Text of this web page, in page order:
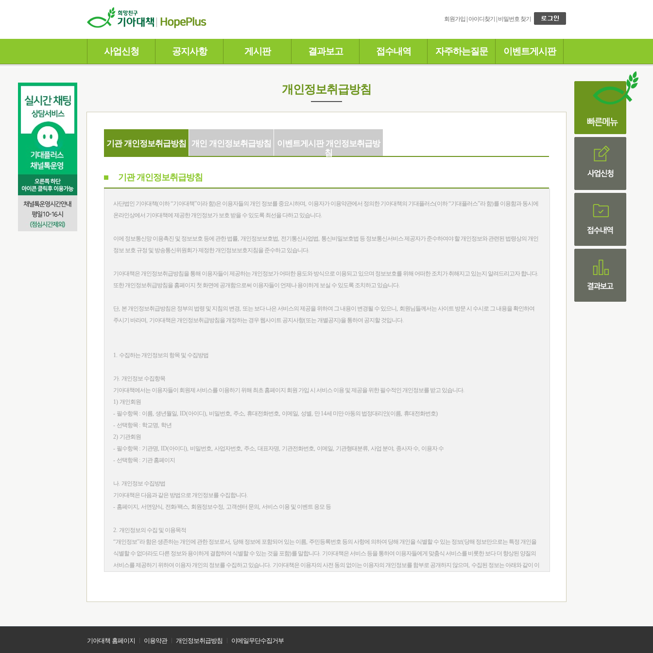
회원가입 아이디찾기 비밀번호 찾기
사업신청 공지사항 게시판 결과보고 접수내역 자주하는질문 이벤트게시판
개인정보취급방침
기관 개인정보취급방침 개인 개인정보취급방침
이벤트게시판 개인정보취급방
침
기관 개인정보취급방침
사단법인 기아대책(이하“기아대책”이라 함)은 이용자들의 개인 정보를 중요시하며 , 이용자가 이용약관에서 정의한 기아대책의 기대플러스(이하“기대플러스”라 함)를 이용함과 동시에
온라인상에서 기아대책에 제공한 개인정보가 보호 받을 수 있도록 최선을 다하고 있습니다.
이에 정보통신망 이용촉진 및 정보보호 등에 관한 법률, 개인정보보호법, 전기통신사업법, 통신비밀보호법 등 정보통신서비스 제공자가 준수하여야 할 개인정보와 관련된 법령상의 개인
정보 보호 규정 및 방송통신위원회가 제정한 개인정보보호지침을 준수하고 있습니다.
기아대책은 개인정보취급방침을 통해 이용자들이 제공하는 개인정보가 어떠한 용도와 방식으로 이용되고 있으며 정보보호를 위해 어떠한 조치가 취해지고 있는지 알려드리고자 합니다.
또한 개인정보취급방침을 홈페이지 첫 화면에 공개함으로써 이용자들이 언제나 용이하게 보실 수 있도록 조치하고 있습니다.
단, 본 개인정보취급방침은 정부의 법령 및 지침의 변경, 또는 보다 나은 서비스의 제공을 위하여 그 내용이 변경될 수 있으니 , 회원님들께서는 사이트 방문 시 수시로 그 내용을 확인하여
주시기 바라며 , 기아대책은 개인정보취급방침을 개정하는 경우 웹사이트 공지사항(또는 개별공지)을 통하여 공지할 것입니다.
1. 수집하는 개인정보의 항목 및 수집방법
가. 개인정보 수집항목
기아대책에서는 이용자들이 회원제 서비스를 이용하기 위해 최초 홈페이지 회원 가입 시 서비스 이용 및 제공을 위한 필수적인 개인정보를 받고 있습니다.
1) 개인회원
- 필수항목 : 이름,생년월일 , ID(아이디), 비밀번호, 주소, 휴대전화번호, 이메일 , 성별, 만14세 미만 아동의 법정대리인(이름, 휴대전화번호)
- 선택항목 : 학교명, 학년
2) 기관회원
- 필수항목 : 기관명, ID(아이디), 비밀번호, 사업자번호, 주소,대표자명, 기관전화번호, 이메일 , 기관형태분류, 사업 분야, 종사자 수, 이용자 수
- 선택항목 : 기관 홈페이지
나. 개인정보 수집방법
기아대책은 다음과 같은 방법으로 개인정보를 수집합니다.
- 홈페이지 , 서면양식, 전화/팩스, 회원정보수정, 고객센터 문의 , 서비스 이용 및 이벤트 응모 등
2. 개인정보의 수집 및 이용목적
“개인정보”라 함은 생존하는 개인에 관한 정보로서 , 당해 정보에 포함되어 있는 이름, 주민등록번호 등의 사항에 의하여 당해 개인을 식별할 수 있는 정보(당해 정보만으로는 특정 개인을
식별할 수 없더라도 다른 정보와 용이하게 결합하여 식별할 수 있는 것을 포함)를 말합니다. 기아대책은 서비스 등을 통하여 이용자들에게 맞춤식 서비스를 비롯한 보다 더 향상된 양질의
서비스를 제공하기 위하여 이용자 개인의 정보를 수집하고 있습니다. 기아대책은 이용자의 사전 동의 없이는 이용자의 개인정보를 함부로 공개하지 않으며 , 수집된 정보는 아래와 같이 이
회원제 서비스 이용에 따른 본인확인,회원공지 및 콘텐츠 제공,회원정보 관리,본인확인식별,가입 및 탈퇴 의사 확인,불량회원 부정 이용 방지,불만처리 등 민원처리,고지사항 전달
기아대책 홈페이지 ㅣ 이용약관 ㅣ 개인정보취급방침 ㅣ 이메일무단수집거부